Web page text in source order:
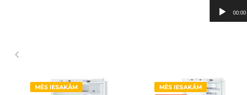
00:00
MĒS IESAKĀM
MĒS IESAKĀM